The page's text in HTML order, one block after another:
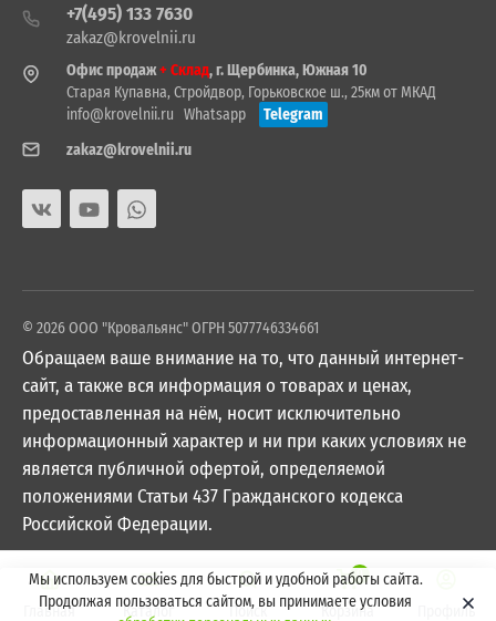
+7(495) 133 7630
zakaz@krovelnii.ru
Офис продаж+ Склад, г. Щербинка, Южная 10
Старая Купавна, Стройдвор, Горьковское ш., 25км от МКАД
info@krovelnii.ru Whatsapp
Telegram
zakaz@krovelnii.ru
© 2026 ООО "Кровальянс" ОГРН 5077746334661
Обращаем ваше внимание на то, что данный интернет-
сайт, а также вся информация о товарах и ценах,
предоставленная на нём, носит исключительно
информационный характер и ни при каких условиях не
является публичной офертой, определяемой
положениями Статьи 437 Гражданского кодекса
Российской Федерации.
Мы используем cookies для быстрой и удобной работы сайта.
Продолжая пользоваться сайтом, вы принимаете условия
Главная Каталог Поиск
0
Корзина Профиль